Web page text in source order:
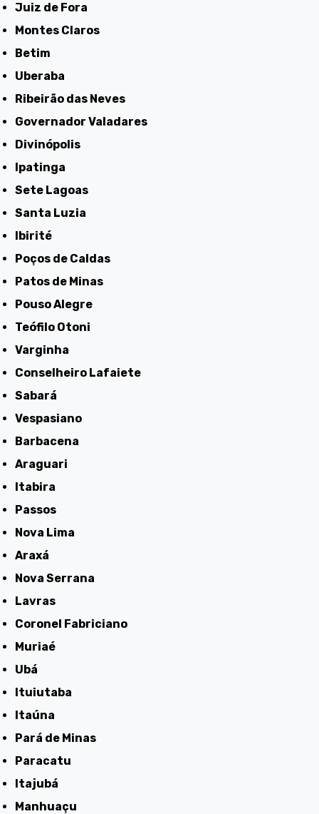
Juiz de Fora
Montes Claros
Betim
Uberaba
Ribeirão das Neves
Governador Valadares
Divinópolis
Ipatinga
Sete Lagoas
Santa Luzia
Ibirité
Poços de Caldas
Patos de Minas
Pouso Alegre
Teófilo Otoni
Varginha
Conselheiro Lafaiete
Sabará
Vespasiano
Barbacena
Araguari
Itabira
Passos
Nova Lima
Araxá
Nova Serrana
Lavras
Coronel Fabriciano
Muriaé
Ubá
Ituiutaba
Itaúna
Pará de Minas
Paracatu
Itajubá
Manhuaçu